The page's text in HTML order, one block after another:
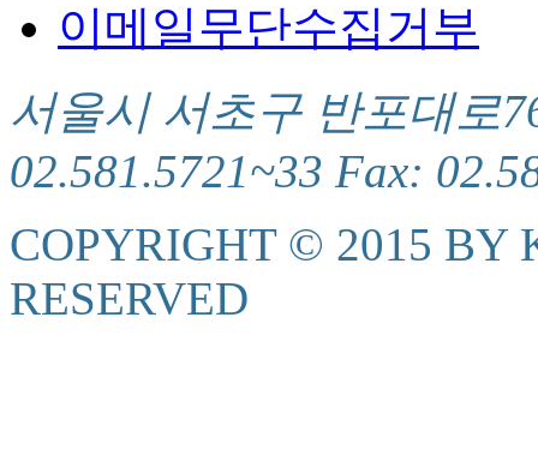
이메일무단수집거부
서울시 서초구 반포대로
02.581.5721~33 Fax:
COPYRIGHT © 2015 BY
RESERVED